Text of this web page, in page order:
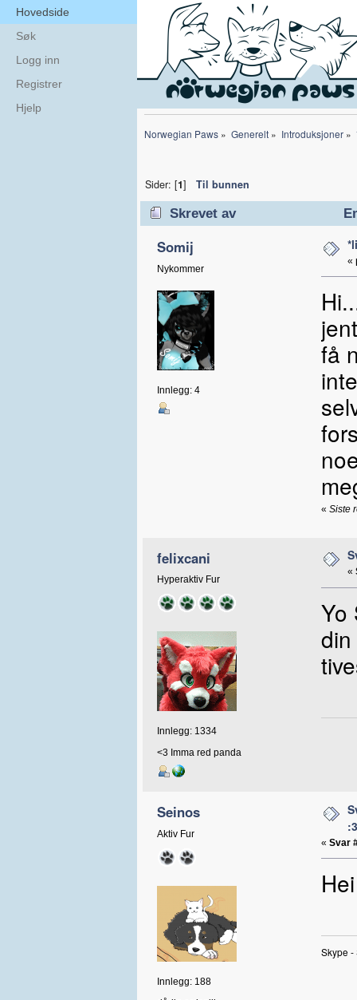
Hovedside
Søk
Logg inn
Registrer
Hjelp
Norwegian Paws » Generelt» Introduksjoner»
Sider: [1] Til bunnen
Skrevet av
Somij
Nykommer
Innlegg: 4
«
få
« Siste
felixcani
Hyperaktiv Fur
Innlegg: 1334
<3 Imma red panda
«
Yo
Seinos
Aktiv Fur
Innlegg: 188
:3
« Svar
Skype -